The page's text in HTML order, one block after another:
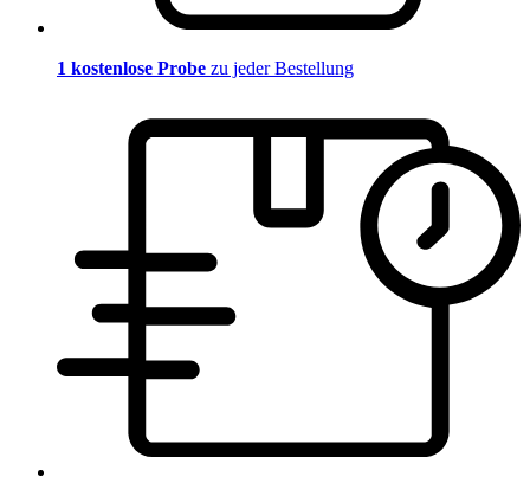
1 kostenlose Probe zu jeder Bestellung